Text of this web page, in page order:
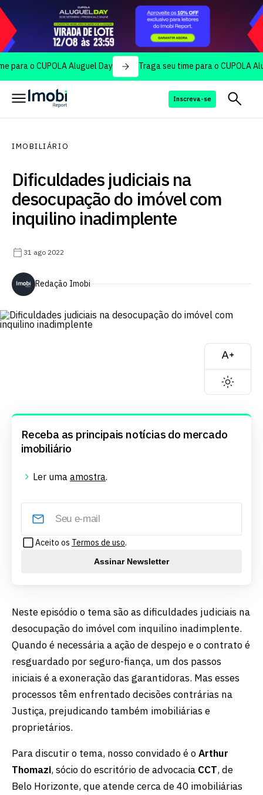
o CUPOLA Aluguel Day Traga seu time para o CUPOLA Aluguel
Inscreva-se
IMOBILIÁRIO
Dificuldades judiciais na
desocupação do imóvel com
inquilino inadimplente
31 ago 2022
Redação Imobi
Receba as principais notícias do mercado
imobiliário
Ler uma amostra.
Aceito os Termos de uso.
Assinar Newsletter
Neste episódio o tema são as dificuldades judiciais na
desocupação do imóvel com inquilino inadimplente.
Quando é necessária a ação de despejo e o contrato é
resguardado por seguro-fiança, um dos passos
iniciais é a exoneração das garantidoras. Mas esses
processos têm enfrentado decisões contrárias na
Justiça, prejudicando também imobiliárias e
proprietários.
Para discutir o tema, nosso convidado é oArthur
Thomazi, sócio do escritório de advocacia CCT, de
Belo Horizonte, que atende cerca de 40 imobiliárias